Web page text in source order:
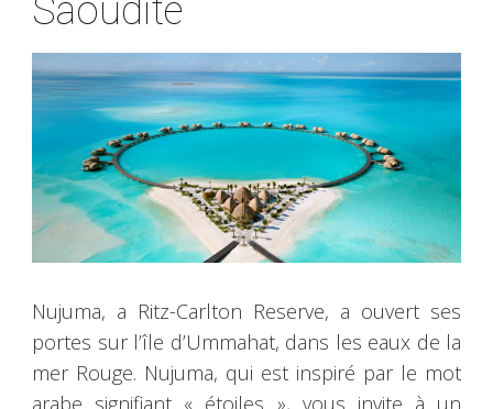
Saoudite
Nujuma, a Ritz-Carlton Reserve, a ouvert ses
portes sur l’île d’Ummahat, dans les eaux de la
mer Rouge. Nujuma, qui est inspiré par le mot